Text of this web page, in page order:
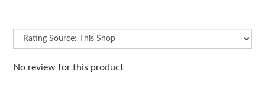
No review for this product